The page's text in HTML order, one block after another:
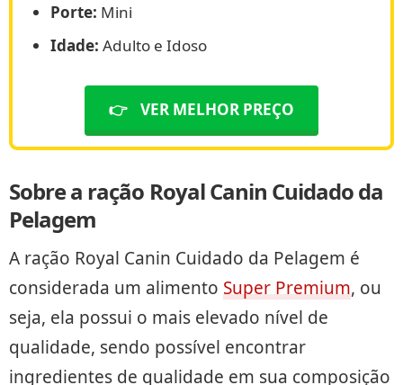
Porte: Mini
Idade: Adulto e Idoso
👉 VER MELHOR PREÇO
Sobre a ração Royal Canin Cuidado da
Pelagem
A ração Royal Canin Cuidado da Pelagem é
considerada um alimento Super Premium, ou
seja, ela possui o mais elevado nível de
qualidade, sendo possível encontrar
ingredientes de qualidade em sua composição